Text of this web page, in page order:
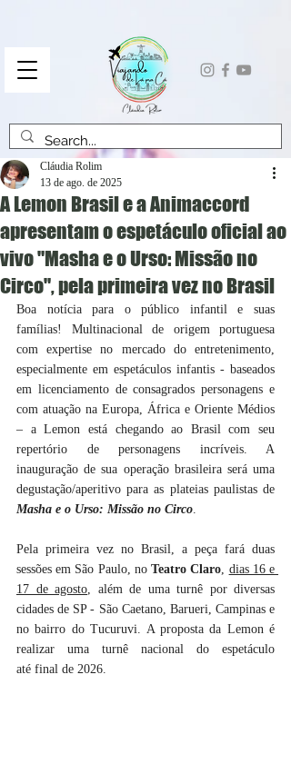
A Lemon Brasil e a Animaccord
apresentam o espetáculo oficial ao
vivo "Masha e o Urso: Missão no
Circo", pela primeira vez no Brasil
Cláudia Rolim
13 de ago. de 2025
Boa notícia para o público infantil e suas
famílias! Multinacional de origem portuguesa
com expertise no mercado do entretenimento,
especialmente em espetáculos infantis - baseados
em licenciamento de consagrados personagens e
com atuação na Europa, África e Oriente Médios
– a Lemon está chegando ao Brasil com seu
repertório de personagens incríveis. A
inauguração de sua operação brasileira será uma
Masha e o Urso: Missão no Circo.
Pela primeira vez no Brasil, a peça fará duas
sessões em São Paulo, no Teatro Claro, dias 16 e
17 de agosto, além de uma turnê por diversas
cidades de SP - São Caetano, Barueri, Campinas e
no bairro do Tucuruvi. A proposta da Lemon é
realizar uma turnê nacional do espetáculo
até final de 2026.